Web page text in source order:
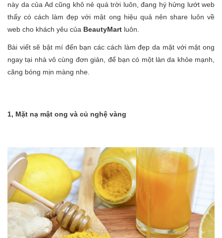
này da của Ad cũng khô nẻ quá trời luôn, đang hý hửng lướt web
thấy có cách làm đẹp với mật ong hiệu quả nên share luôn về
web cho khách yêu của BeautyMart luôn.
Bài viết sẽ bật mí đến bạn các cách làm đẹp da mặt với mật ong
ngay tại nhà vô cùng đơn giản, để bạn có một làn da khỏe mạnh,
căng bóng mịn màng nhe.
1, Mặt nạ mật ong và củ nghệ vàng